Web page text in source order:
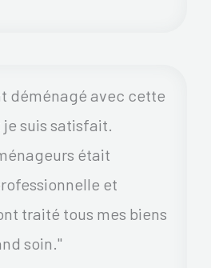
déménagé avec cette
suis satisfait.
était
et
traité tous mes biens
soin."